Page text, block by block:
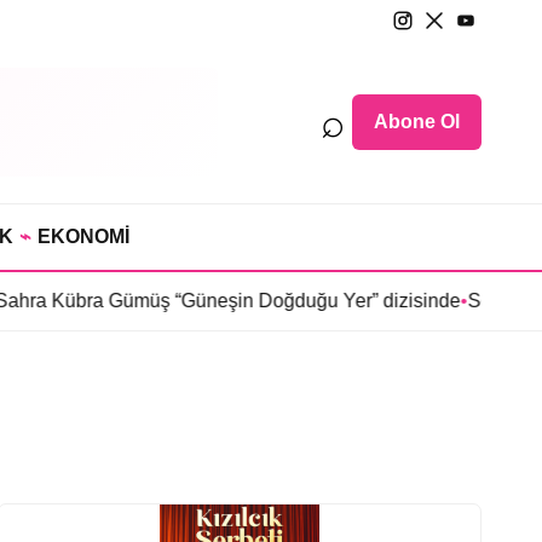
⌕ Abone Ol
⌁ EKONOMİ
Gümüş “Güneşin Doğduğu Yer” dizisinde•Selin Türkmen